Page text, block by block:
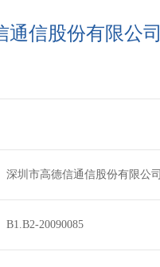
通信股份有限公
深圳市高德信通信股份有限公
B1.B2-20090085